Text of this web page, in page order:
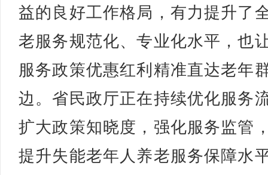
益的良好工作格局，有力提升了
老服务规范化、专业化水平，也
服务政策优惠红利精准直达老年
边。省民政厅正在持续优化服务
扩大政策知晓度，强化服务监管
提升失能老年人养老服务保障水